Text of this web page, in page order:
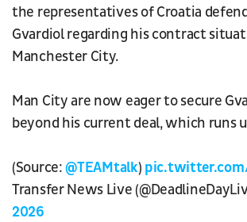
the representatives of Croatia
Gvardiol regarding his contract
Manchester City.
Man City are now eager to secure
beyond his current deal, which runs
(Source:@TEAMtalk)
Transfer News Live
2026